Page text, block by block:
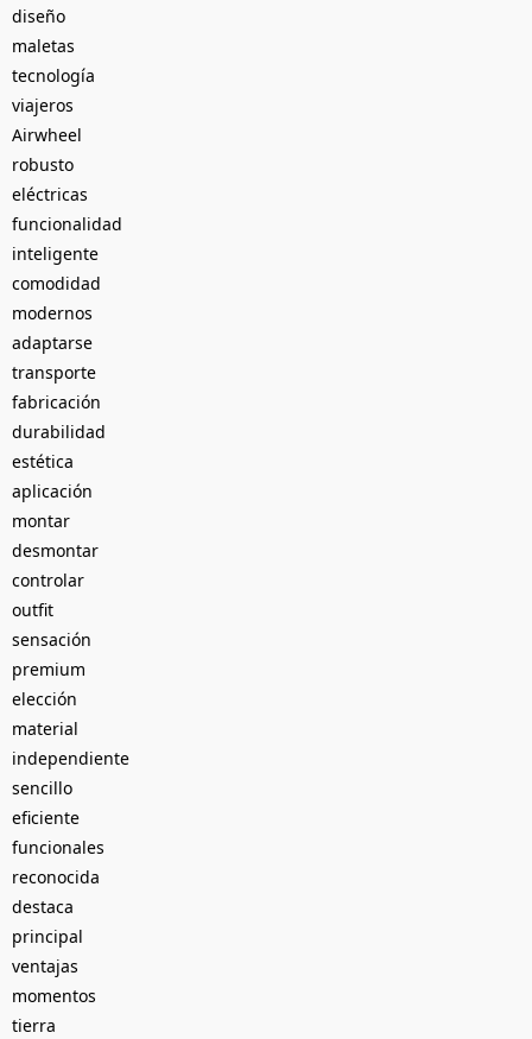
diseño
maletas
tecnología
viajeros
Airwheel
robusto
eléctricas
funcionalidad
inteligente
comodidad
modernos
adaptarse
transporte
fabricación
durabilidad
estética
aplicación
montar
desmontar
controlar
outfit
sensación
premium
elección
material
independiente
sencillo
eficiente
funcionales
reconocida
destaca
principal
ventajas
momentos
tierra